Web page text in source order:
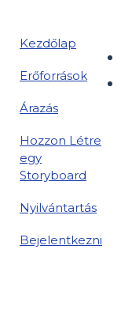
Kezdőlap
Erőforrások
Árazás
Hozzon Létre
egy
Storyboard
Nyilvántartás
Bejelentkezni